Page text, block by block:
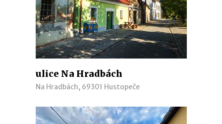
ulice Na Hradbách
Na Hradbách, 69301 Hustopeče